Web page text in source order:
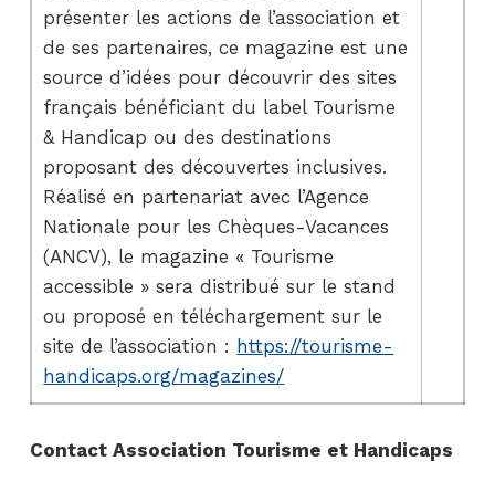
présenter les actions de l’association et
de ses partenaires, ce magazine est une
source d’idées pour découvrir des sites
français bénéficiant du label Tourisme
& Handicap ou des destinations
proposant des découvertes inclusives.
Réalisé en partenariat avec l’Agence
Nationale pour les Chèques-Vacances
(ANCV), le magazine « Tourisme
accessible » sera distribué sur le stand
ou proposé en téléchargement sur le
site de l’association : https://tourisme-
handicaps.org/magazines/
Contact Association Tourisme et Handicaps